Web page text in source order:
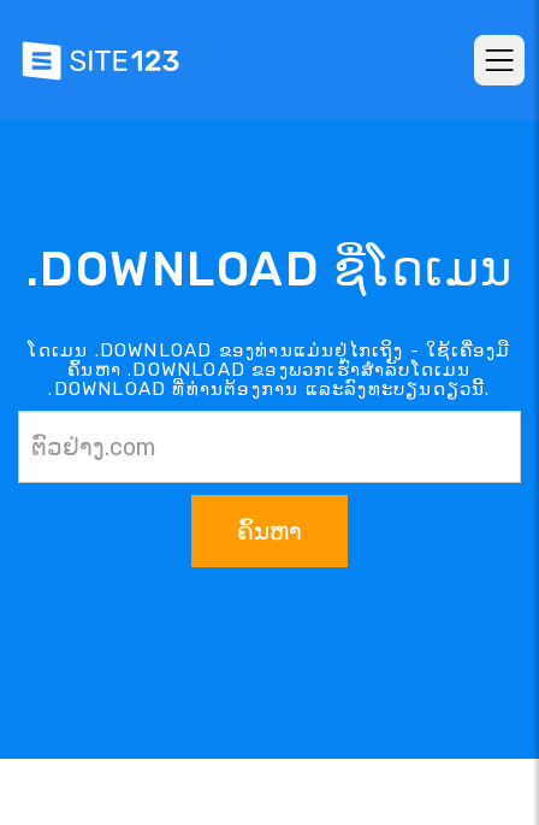
.DOWNLOAD ຊື່ໂດເມນ
ໂດເມນ .DOWNLOAD ຂອງທ່ານແມ່ນຢູ່ໄກເຖິງ - ໃຊ້ເຄື່ອງມື
ຄົ້ນຫາ .DOWNLOAD ຂອງພວກເຮົາສຳລັບໂດເມນ
.DOWNLOAD ທີ່ທ່ານຕ້ອງການ ແລະລົງທະບຽນດຽວນີ້.
ຄົ້ນຫາ